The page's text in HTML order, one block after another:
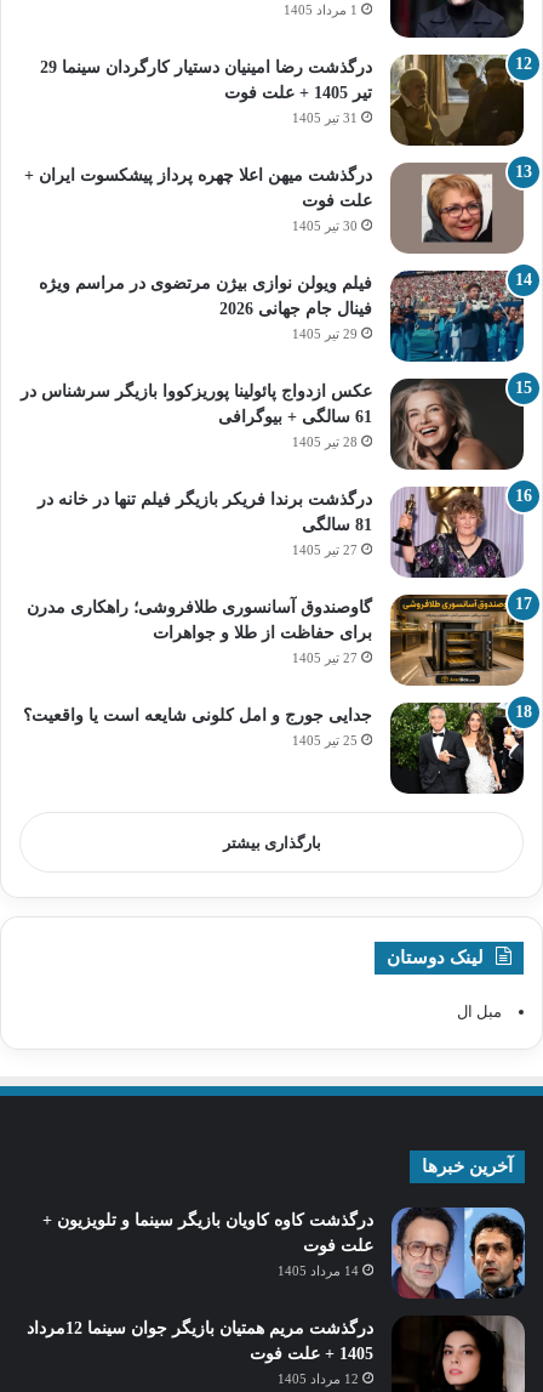
1 مرداد 1405
درگذشت رضا امینیان دستیار کارگردان سینما 29
تیر 1405 + علت فوت
31 تیر 1405
درگذشت میهن اعلا چهره پرداز پیشکسوت ایران +
علت فوت
30 تیر 1405
فیلم ویولن نوازی بیژن مرتضوی در مراسم ویژه
فینال جام جهانی 2026
29 تیر 1405
عکس ازدواج پائولینا پوریزکووا بازیگر سرشناس در
61 سالگی + بیوگرافی
28 تیر 1405
درگذشت برندا فریکر بازیگر فیلم تنها در خانه در
81 سالگی
27 تیر 1405
گاوصندوق آسانسوری طلافروشی؛ راهکاری مدرن
برای حفاظت از طلا و جواهرات
27 تیر 1405
جدایی جورج و امل کلونی شایعه است یا واقعیت؟
25 تیر 1405
بارگذاری بیشتر
لینک دوستان
مبل ال
آخرین خبرها
درگذشت کاوه کاویان بازیگر سینما و تلویزیون +
علت فوت
14 مرداد 1405
درگذشت مریم همتیان بازیگر جوان سینما 12مرداد
1405 + علت فوت
12 مرداد 1405